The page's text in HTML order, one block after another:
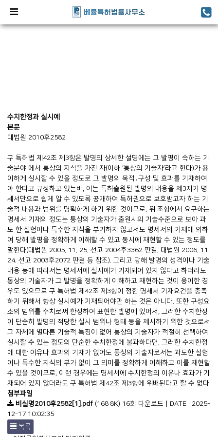
수치한정과 실시예
본문
대법원 2010후2582
구 특허법 제42조 제3항은 발명의 상세한 설명에는 그 발명이 속하는 기
술분야 에서 통상의 지식을 가진 자(이하 ‘통상의 기술자’라고 한다)가 용
이하게 실시할 수 있을 정도로 그 발명의 목적․구성 및 효과를 기재하여
야 한다고 규정하고 있는바, 이는 특허출원된 발명의 내용을 제3자가 명
세서만으로 쉽게 알 수 있도록 공개하여 특허권으로 보호받고자 하는 기
술적 내용과 범위를 명확하게 하기 위한 것이므로, 위 조항에서 요구하는
명세서 기재의 정도는 통상의 기술자가 출원시의 기술수준으로 보아 과
도 한 실험이나 특수한 지식을 부가하지 않고서도 명세서의 기재에 의하
여 당해 발명을 정확하게 이해할 수 있고 동시에 재현할 수 있는 정도를
말한다(대법원 2005. 11. 25. 선고 2004후3362 판결, 대법원 2006. 11.
24. 선고 2003후2072 판결 등 참조). 그리고 당해 발명의 성격이나 기술
내용 등에 따라서는 명세서에 실시예가 기재되어 있지 않다고 하더라도
통상의 기술자가 그 발명을 정확하게 이해하고 재현하는 것이 용이한 경
우도 있으므로 구 특허법 제42조 제3항이 정한 명세서 기재요건을 충족
하기 위해서 항상 실시예가 기재되어야만 하는 것은 아니다. 또한 구성요
소의 범위를 수치로써 한정하여 표현한 발명에 있어서, 그러한 수치한정
이 단순히 발명의 적당한 실시 범위나 형태 등을 제시하기 위한 것으로서
그 자체에 별다른 기술적 특징이 없어 통상의 기술자가 적절히 선택하여
실시할 수 있는 정도의 단순한 수치한정에 불과하다면, 그러한 수치한정
에 대한 이유나 효과의 기재가 없어도 통상의 기술자로서는 과도한 실험
이나 특수한 지식의 부가 없이 그 의미를 정확하게 이해하고 이를 재현할
수 있을 것이므로, 이런 경우에는 명세서에 수치한정의 이유나 효과가 기
재되어 있지 않더라도 구 특허법 제42조 제3항에 위배된다고 할 수 없다
첨부파일
비실명2010후2582[1].pdf (168.8K) 16회 다운로드 | DATE : 2025-
12-17 10:02:35
목록